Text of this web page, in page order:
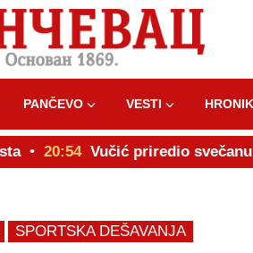
PANČEVO VESTI
20:54 Vučić priredio svečanu
SPORTSKA DEŠAVANJA